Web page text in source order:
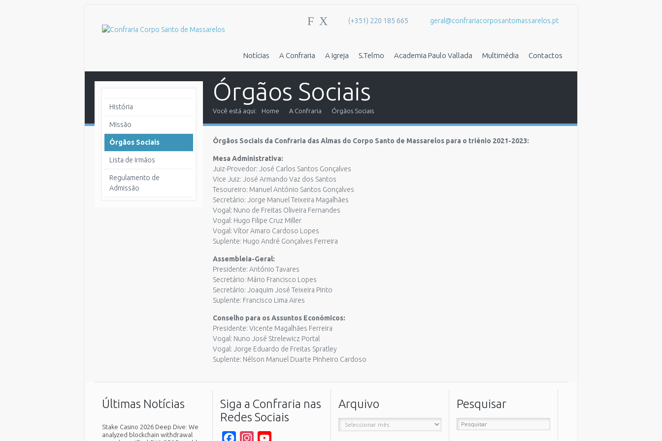
F X (+351) 220 185 665 geral@confrariacorposantomassarelos.pt
Notícias A Confraria A Igreja S.Telmo Academia Paulo Vallada Multimédia Contactos
Órgãos Sociais
Você está aqui: Home A Confraria Órgãos Sociais
Órgãos Sociais da Confraria das Almas do Corpo Santo de Massarelos para o triénio 2021-2023:
Mesa Administrativa:
Juiz-Provedor: José Carlos Santos Gonçalves
Vice Juiz: José Armando Vaz dos Santos
Tesoureiro: Manuel António Santos Gonçalves
Secretário: Jorge Manuel Teixeira Magalhães
Vogal: Nuno de Freitas Oliveira Fernandes
Vogal: Hugo Filipe Cruz Miller
Vogal: Vítor Amaro Cardoso Lopes
Suplente: Hugo André Gonçalves Ferreira
Assembleia-Geral:
Presidente: António Tavares
Secretário: Mário Francisco Lopes
Secretário: Joaquim José Teixeira Pinto
Suplente: Francisco Lima Aires
Conselho para os Assuntos Económicos:
Presidente: Vicente Magalhães Ferreira
Vogal: Nuno José Strelewicz Portal
Vogal: Jorge Eduardo de Freitas Spratley
Suplente: Nélson Manuel Duarte Pinheiro Cardoso
História
Missão
Órgãos Sociais
Lista de Irmãos
Regulamento de
Admissão
Últimas Notícias
Stake Casino 2026 Deep Dive: We
analyzed blockchain withdrawal
Siga a Confraria nas
Redes Sociais
FacebookInstagram
Arquivo
Arquivo
Pesquisar